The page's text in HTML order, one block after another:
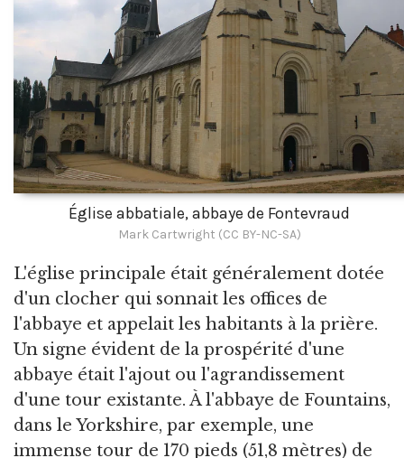
Église abbatiale, abbaye de Fontevraud
Mark Cartwright (CC BY-NC-SA)
L'église principale était généralement dotée
d'un clocher qui sonnait les offices de
l'abbaye et appelait les habitants à la prière.
Un signe évident de la prospérité d'une
abbaye était l'ajout ou l'agrandissement
d'une tour existante. À l'abbaye de Fountains,
dans le Yorkshire, par exemple, une
immense tour de 170 pieds (51,8 mètres) de